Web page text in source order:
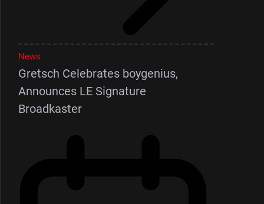
News
Gretsch Celebrates boygenius,
Announces LE Signature
Broadkaster